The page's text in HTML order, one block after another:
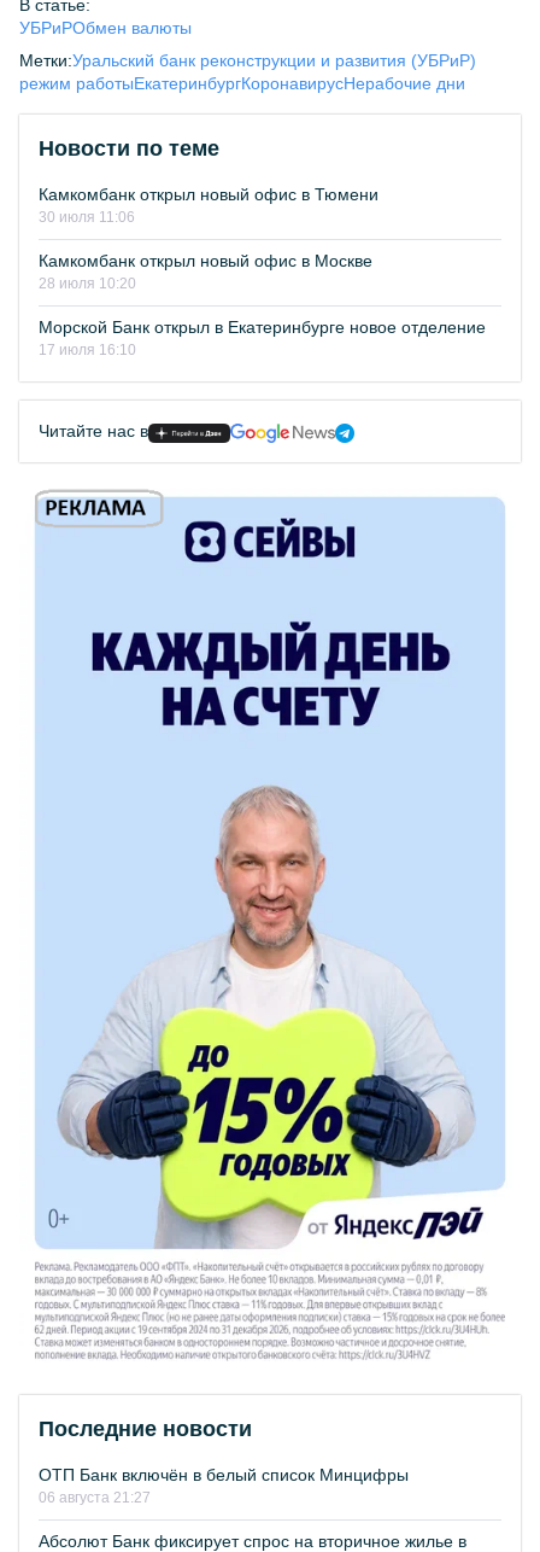
В статье:
УБРиРОбмен валюты
Метки:Уральский банк реконструкции и развития (УБРиР)
режим работыЕкатеринбургКоронавирусНерабочие дни
Новости по теме
Камкомбанк открыл новый офис в Тюмени
30 июля 11:06
Камкомбанк открыл новый офис в Москве
28 июля 10:20
Морской Банк открыл в Екатеринбурге новое отделение
17 июля 16:10
Читайте нас в
Последние новости
ОТП Банк включён в белый список Минцифры
06 августа 21:27
Абсолют Банк фиксирует спрос на вторичное жилье в